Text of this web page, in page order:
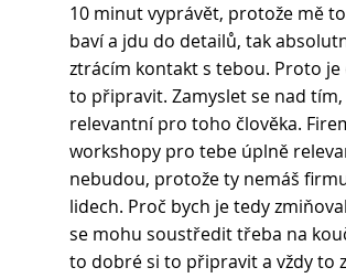
10 minut vyprávět, protože mě
baví a jdu do detailů, tak
ztrácím kontakt s tebou. Proto je
to připravit. Zamyslet se nad tím,
relevantní pro toho člověka.
workshopy pro tebe úplně
nebudou, protože ty nemáš
lidech. Proč bych je tedy
se mohu soustředit třeba na
to dobré si to připravit a vždy to